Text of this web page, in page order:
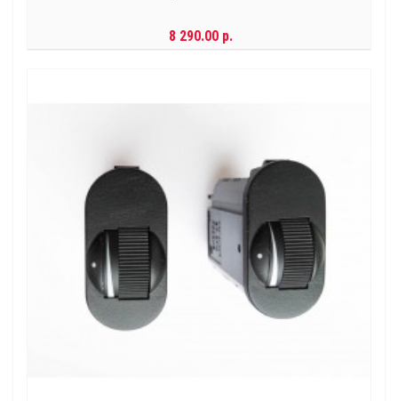
8 290.00 р.